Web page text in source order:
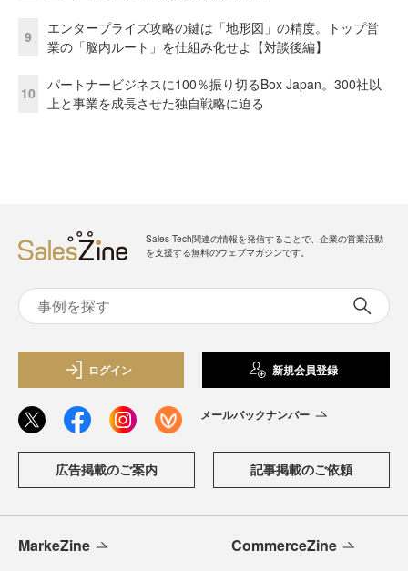
9
エンタープライズ攻略の鍵は「地形図」の精度。トップ営
業の「脳内ルート」を仕組み化せよ【対談後編】
10
パートナービジネスに100％振り切るBox Japan。300社以
上と事業を成長させた独自戦略に迫る
Sales Tech関連の情報を発信することで、企業の営業活動
を支援する無料のウェブマガジンです。
ログイン 新規会員登録
メールバックナンバー
広告掲載のご案内 記事掲載のご依頼
MarkeZine CommerceZine